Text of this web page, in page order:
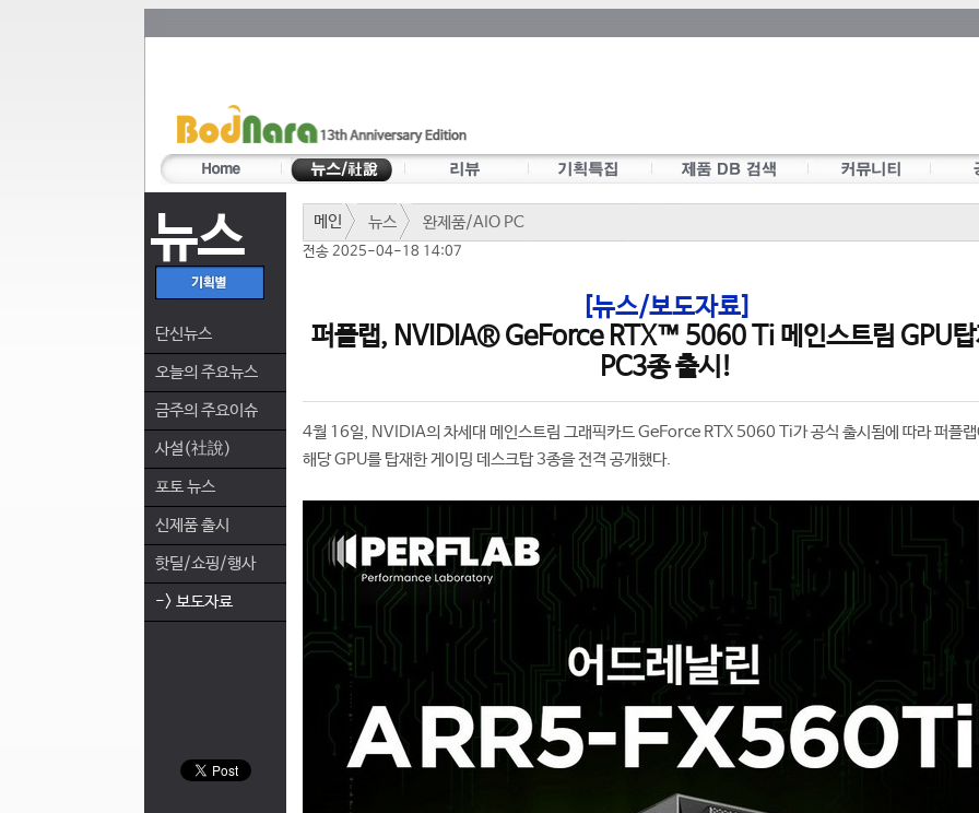
뉴스
단신뉴스
오늘의 주요뉴스
금주의 주요이슈
사설(社說)
포토 뉴스
신제품 출시
핫딜/쇼핑/행사
-> 보도자료
메인 뉴스 완제품/AIO PC
전송 2025-04-18 14:07
[뉴스/보도자료]
퍼플랩, NVIDIA® GeForce RTX™ 5060 Ti 메인스트림 GPU탑
PC3종 출시!
4월 16일, NVIDIA의 차세대 메인스트림 그래픽카드 GeForce RTX 5060 Ti가 공식 출시됨에 따라 퍼플
해당 GPU를 탑재한 게이밍 데스크탑 3종을 전격 공개했다.